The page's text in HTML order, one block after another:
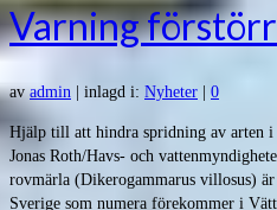
Varning
avadmin inlagd i: Nyheter 0
Hjälp till att hindra spridning av arten
Jonas Roth/Havs- och
rovmärla (Dikerogammarus villosus)
Sverige som numera förekommer i